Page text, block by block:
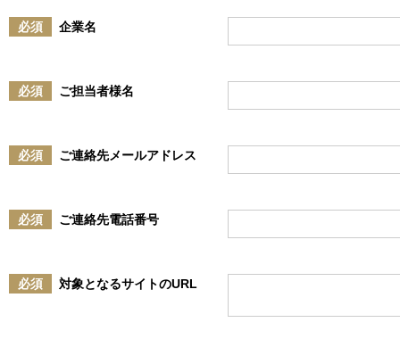
必須 企業名
必須 ご担当者様名
必須 ご連絡先メールアドレス
必須 ご連絡先電話番号
必須 対象となるサイトのURL